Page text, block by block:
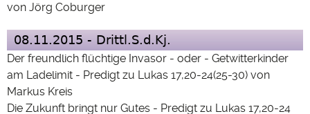
von Jörg Coburger
08.11.2015 - Drittl.S.d.Kj.
Der freundlich flüchtige Invasor - oder - Getwitterkinder
am Ladelimit - Predigt zu Lukas 17,20-24(25-30) von
Markus Kreis
Die Zukunft bringt nur Gutes - Predigt zu Lukas 17,20-24